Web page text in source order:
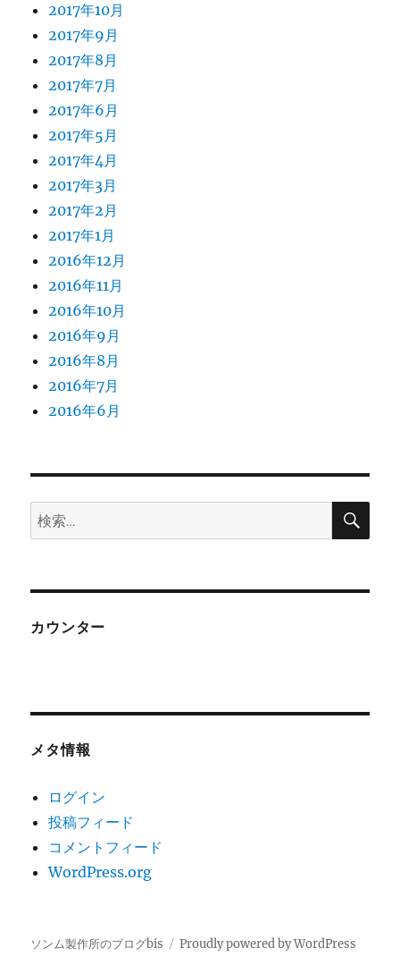
2017年10月
2017年9月
2017年8月
2017年7月
2017年6月
2017年5月
2017年4月
2017年3月
2017年2月
2017年1月
2016年12月
2016年11月
2016年10月
2016年9月
2016年8月
2016年7月
2016年6月
検
索:
検
カウンター
メタ情報
ログイン
投稿フィード
コメントフィード
WordPress.org
ソンム製作所のブログbis Proudly powered by WordPress